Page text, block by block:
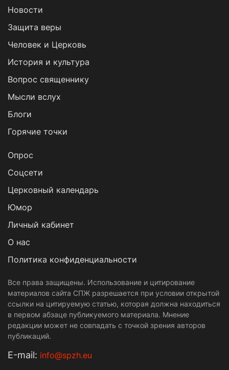
Новости
Защита веры
Человек и Церковь
История и культура
Вопрос священнику
Мысли вслух
Блоги
Горячие точки
Опрос
Cоцсети
Церковный календарь
Юмор
Личный кабинет
О нас
Политика конфиденциальности
Все права защищены. Использование и цитирование
материалов сайта СПЖ разрешается при условии открытой
ссылки на цитируемую статью, которая должна находиться
в первом абзаце публикуемого материала. Мнение
редакции может не совпадать с точкой зрения авторов
публикаций.
Е-mail: info@spzh.eu